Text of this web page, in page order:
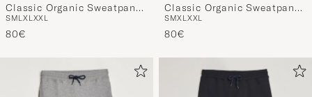
Classic Organic Sweatpants
Heather Grey
SMLXLXXL
80€
Classic Organic Sweatpants
Midnight Forest
SMXLXXL
80€